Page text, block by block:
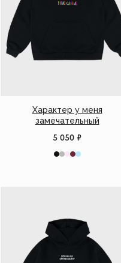
Характер у меня
замечательный
5 050 ₽